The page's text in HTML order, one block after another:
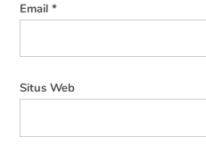
Email*
Situs Web